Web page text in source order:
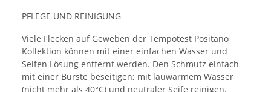
PFLEGE UND REINIGUNG
Viele Flecken auf Geweben der Tempotest Positano
Kollektion können mit einer einfachen Wasser und
Seifen Lösung entfernt werden. Den Schmutz einfach
mit einer Bürste beseitigen; mit lauwarmem Wasser
(nicht mehr als 40°C) und neutraler Seife reinigen.